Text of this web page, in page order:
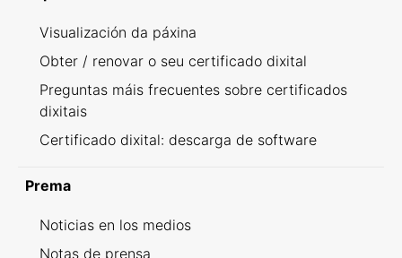
Visualización da páxina
Obter / renovar o seu certificado dixital
Preguntas máis frecuentes sobre certificados
dixitais
Certificado dixital: descarga de software
Prema
Noticias en los medios
Notas de prensa